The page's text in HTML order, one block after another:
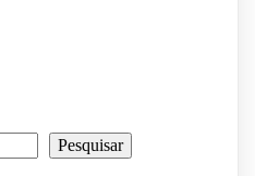
Pesquisar